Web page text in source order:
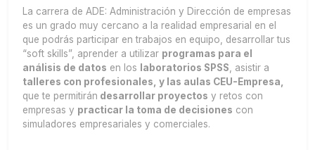
La carrera de ADE: Administración y Dirección de empresas
es un grado muy cercano a la realidad empresarial en el
que podrás participar en trabajos en equipo, desarrollar tus
“soft skills”, aprender a utilizar programas para el
análisis de datos en los laboratorios SPSS, asistir a
talleres con profesionales, y las aulas CEU-Empresa,
que te permitirán desarrollar proyectos y retos con
empresas y practicar la toma de decisiones con
simuladores empresariales y comerciales.